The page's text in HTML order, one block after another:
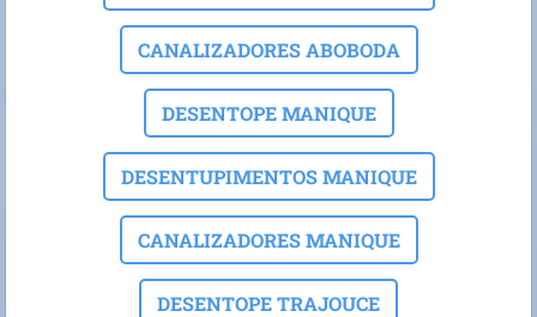
CANALIZADORES ABOBODA
DESENTOPE MANIQUE
DESENTUPIMENTOS MANIQUE
CANALIZADORES MANIQUE
DESENTOPE TRAJOUCE